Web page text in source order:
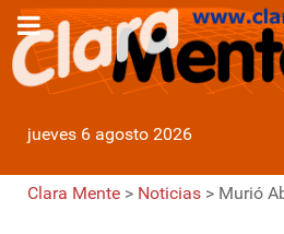
jueves 6 agosto 2026
Clara Mente > Noticias > Murió